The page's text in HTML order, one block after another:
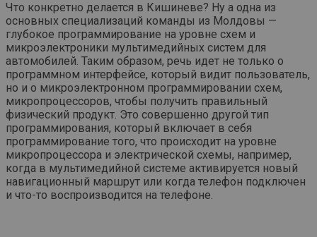
Что конкретно делается в Кишиневе? Ну а одна из
основных специализаций команды из Молдовы —
глубокое программирование на уровне схем и
микроэлектроники мультимедийных систем для
автомобилей. Таким образом, речь идет не только о
программном интерфейсе, который видит пользователь,
но и о микроэлектронном программировании схем,
микропроцессоров, чтобы получить правильный
физический продукт. Это совершенно другой тип
программирования, который включает в себя
программирование того, что происходит на уровне
микропроцессора и электрической схемы, например,
когда в мультимедийной системе активируется новый
навигационный маршрут или когда телефон подключен
и что-то воспроизводится на телефоне.